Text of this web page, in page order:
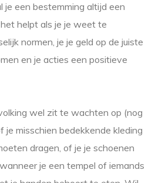
je een bestemming altijd een
helpt als je je weet te
normen, je je geld op de juiste
en je acties een positieve
wel zit te wachten op (nog
misschien bedekkende kleding
dragen, of je je schoenen
je een tempel of iemands